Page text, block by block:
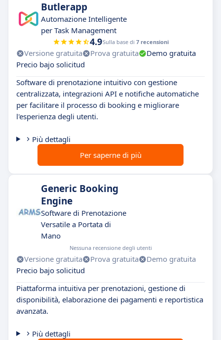
Butlerapp
Automazione Intelligente
per Task Management
4.9Sulla base di 7 recensioni
Versione gratuita Prova gratuita
Demo gratuita
Precio bajo solicitud
Software di prenotazione intuitivo con gestione
centralizzata, integrazioni API e notifiche automatiche
per facilitare il processo di booking e migliorare
l'esperienza degli utenti.
Più dettagli
Per saperne di più
Generic Booking
Engine
Software di Prenotazione
Versatile a Portata di
Mano
Nessuna recensione degli utenti
Versione gratuita Prova gratuita
Demo gratuita
Precio bajo solicitud
Piattaforma intuitiva per prenotazioni, gestione di
disponibilità, elaborazione dei pagamenti e reportistica
avanzata.
Più dettagli